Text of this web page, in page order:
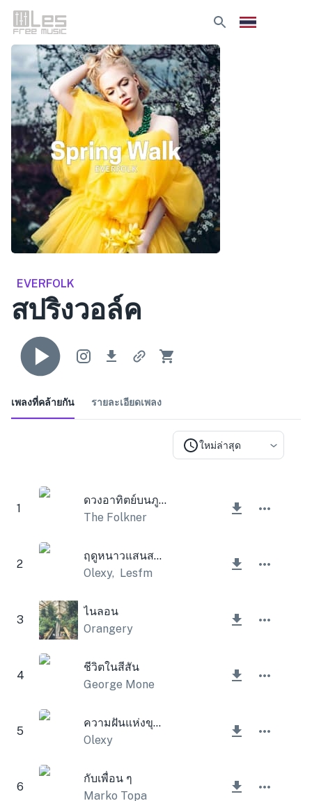
EVERFOLK
สปริงวอล์ค
เพลงที่คล้ายกัน รายละเอียดเพลง
ใหม่ล่าสุด
1
ดวงอาทิตย์บนภูเขา
The Folkner
2
ฤดูหนาวแสนสบาย
Olexy, Lesfm
3
ไนลอน
Orangery
4
ชีวิตในสีสัน
George Mone
5
ความฝันแห่งขุนเขา
Olexy
6
กับเพื่อน ๆ
Marko Topa